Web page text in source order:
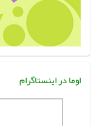
اوما در اینستاگرام